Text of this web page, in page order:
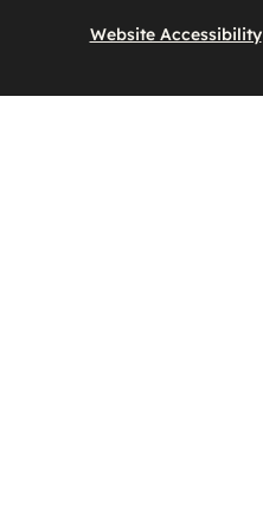
Website Accessibility